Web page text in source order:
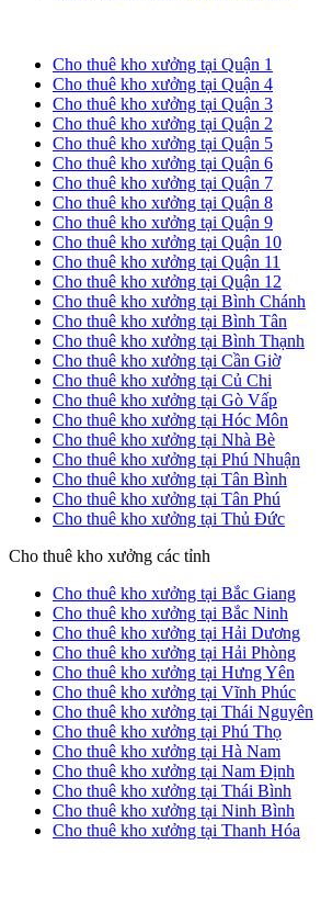
Cho thuê kho xưởng tại Quận 1
Cho thuê kho xưởng tại Quận 4
Cho thuê kho xưởng tại Quận 3
Cho thuê kho xưởng tại Quận 2
Cho thuê kho xưởng tại Quận 5
Cho thuê kho xưởng tại Quận 6
Cho thuê kho xưởng tại Quận 7
Cho thuê kho xưởng tại Quận 8
Cho thuê kho xưởng tại Quận 9
Cho thuê kho xưởng tại Quận 10
Cho thuê kho xưởng tại Quận 11
Cho thuê kho xưởng tại Quận 12
Cho thuê kho xưởng tại Bình Chánh
Cho thuê kho xưởng tại Bình Tân
Cho thuê kho xưởng tại Bình Thạnh
Cho thuê kho xưởng tại Cần Giờ
Cho thuê kho xưởng tại Củ Chi
Cho thuê kho xưởng tại Gò Vấp
Cho thuê kho xưởng tại Hóc Môn
Cho thuê kho xưởng tại Nhà Bè
Cho thuê kho xưởng tại Phú Nhuận
Cho thuê kho xưởng tại Tân Bình
Cho thuê kho xưởng tại Tân Phú
Cho thuê kho xưởng tại Thủ Đức
Cho thuê kho xưởng các tỉnh
Cho thuê kho xưởng tại Bắc Giang
Cho thuê kho xưởng tại Bắc Ninh
Cho thuê kho xưởng tại Hải Dương
Cho thuê kho xưởng tại Hải Phòng
Cho thuê kho xưởng tại Hưng Yên
Cho thuê kho xưởng tại Vĩnh Phúc
Cho thuê kho xưởng tại Thái Nguyên
Cho thuê kho xưởng tại Phú Thọ
Cho thuê kho xưởng tại Hà Nam
Cho thuê kho xưởng tại Nam Định
Cho thuê kho xưởng tại Thái Bình
Cho thuê kho xưởng tại Ninh Bình
Cho thuê kho xưởng tại Thanh Hóa